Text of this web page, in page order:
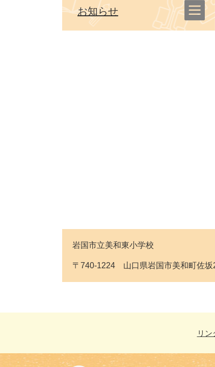
お知らせ
岩国市立美和東小学校
〒740-1224 山口県岩国市美和町佐
リ